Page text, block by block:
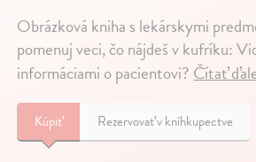
Obrázková kniha s lekárskymi
pomenuj veci, čo nájdeš v kufríku:
informáciami o pacientovi?Čítať
Kúpiť Rezervovať v kníhkupectve